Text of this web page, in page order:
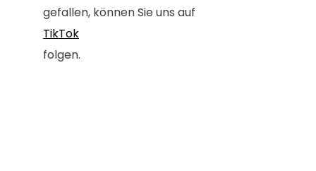
gefallen, können Sie uns auf
TikTok
folgen.